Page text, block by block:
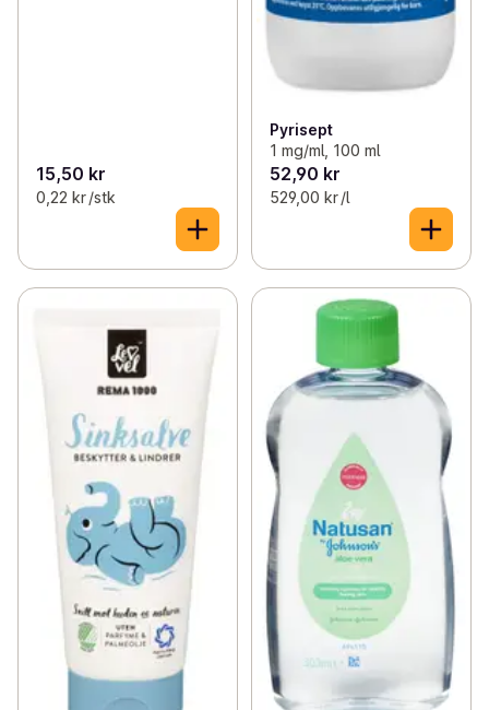
15,50 kr
0,22 kr /stk
Pyrisept
1 mg/ml, 100 ml
52,90 kr
529,00 kr /l